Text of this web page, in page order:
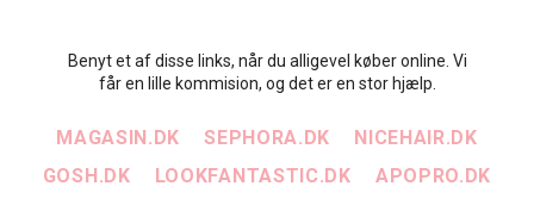
Benyt et af disse links, når du alligevel køber online. Vi
får en lille kommision, og det er en stor hjælp.
MAGASIN.DK SEPHORA.DK
NICEHAIR.DK
GOSH.DK
LOOKFANTASTIC.DK APOPRO.DK